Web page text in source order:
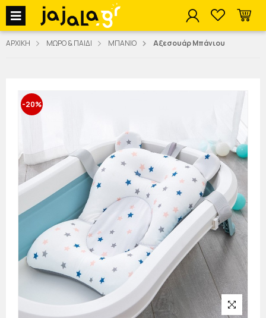
jajala Menu
ΑΡΧΙΚΗ ΜΩΡΟ & ΠΑΙΔΙ ΜΠΑΝΙΟ Αξεσουάρ Μπάνιου
-20%